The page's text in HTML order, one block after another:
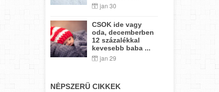
jan 30
CSOK ide vagy
oda, decemberben
12 százalékkal
kevesebb baba ...
jan 29
NÉPSZERŰ CIKKEK